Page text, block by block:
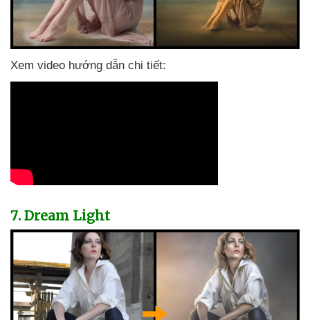
Xem video hướng dẫn chi tiết:
7. Dream Light